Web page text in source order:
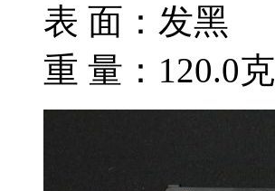
表 面：发黑
重 量：120.0克